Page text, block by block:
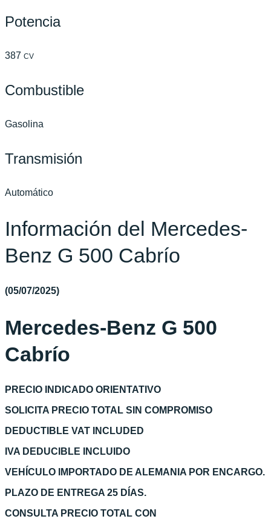
Potencia
387 CV
Combustible
Gasolina
Transmisión
Automático
Información del Mercedes-
Benz G 500 Cabrío
(05/07/2025)
Mercedes-Benz G 500
Cabrío
PRECIO INDICADO ORIENTATIVO
SOLICITA PRECIO TOTAL SIN COMPROMISO
DEDUCTIBLE VAT INCLUDED
IVA DEDUCIBLE INCLUIDO
VEHÍCULO IMPORTADO DE ALEMANIA POR ENCARGO.
PLAZO DE ENTREGA 25 DÍAS.
CONSULTA PRECIO TOTAL CON